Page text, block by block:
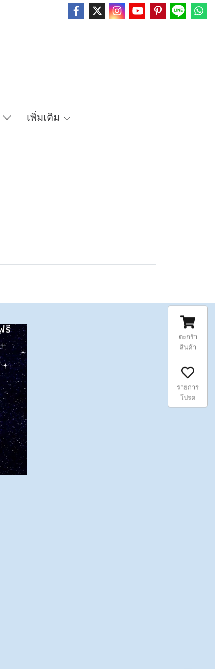
เพิ่มเติม
ตะกร้า
สินค้า
รายการ
โปรด